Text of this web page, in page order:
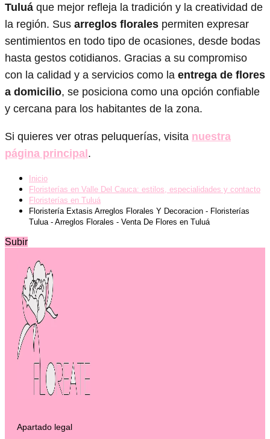
Tuluá que mejor refleja la tradición y la creatividad de
la región. Sus arreglos florales permiten expresar
sentimientos en todo tipo de ocasiones, desde bodas
hasta gestos cotidianos. Gracias a su compromiso
con la calidad y a servicios como la entrega de flores
a domicilio, se posiciona como una opción confiable
y cercana para los habitantes de la zona.
Si quieres ver otras peluquerías, visita nuestra
página principal.
Inicio
Floristerías en Valle Del Cauca: estilos, especialidades y contacto
Floristerías en Tuluá
Floristería Extasis Arreglos Florales Y Decoracion - Floristerías
Tulua - Arreglos Florales - Venta De Flores en Tuluá
Subir
Apartado legal